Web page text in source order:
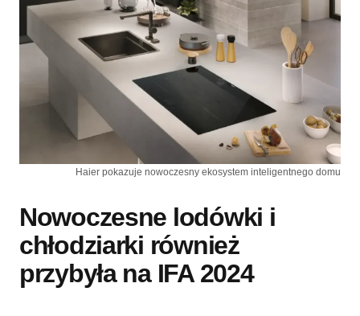
Haier pokazuje nowoczesny ekosystem inteligentnego domu
Nowoczesne lodówki i
chłodziarki również
przybyła na IFA 2024